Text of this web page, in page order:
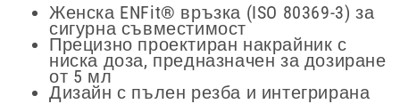
Женска ENFit® връзка (ISO 80369-3) за
сигурна съвместимост
Прецизно проектиран накрайник с
ниска доза, предназначен за дозиране
от 5 мл
Дизайн с пълен резба и интегрирана